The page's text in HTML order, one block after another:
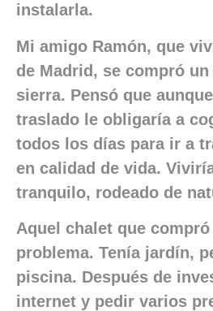
instalarla.
Mi amigo Ramón, que
de Madrid, se compró
sierra. Pensó que
traslado le obligaría a
todos los días para ir a
en calidad de vida.
tranquilo, rodeado de
Aquel chalet que
problema. Tenía jardín,
piscina. Después de
internet y pedir varios